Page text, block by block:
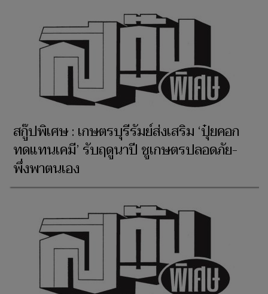
สกู๊ปพิเศษ : เกษตรบุรีรัมย์ส่งเสริม ‘ปุ๋ยคอก
ทดแทนเคมี’ รับฤดูนาปี ชูเกษตรปลอดภัย-
พึ่งพาตนเอง